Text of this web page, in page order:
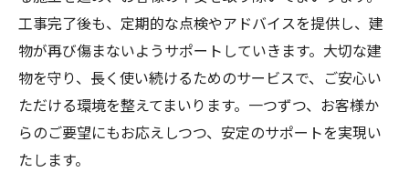
工事完了後も、定期的な点検やアドバイスを提供し、建
物が再び傷まないようサポートしていきます。大切な建
物を守り、長く使い続けるためのサービスで、ご安心い
ただける環境を整えてまいります。一つずつ、お客様か
らのご要望にもお応えしつつ、安定のサポートを実現い
たします。